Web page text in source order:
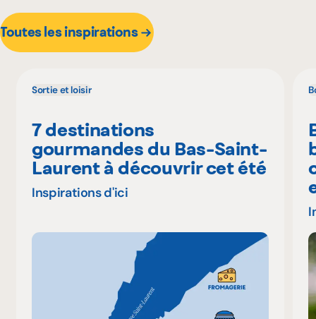
Toutes les inspirations
Sortie et loisir
7 destinations
gourmandes du Bas-Saint-
Laurent à découvrir cet été
Inspirations d'ici